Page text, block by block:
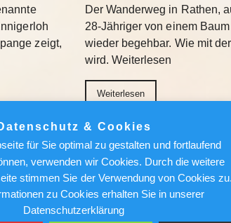
zeigt,
Der Wanderweg in Rathen,
28-Jähriger von einem
wieder begehbar. Wie mit
wird. Weiterlesen
Weiterlesen
Dieter
2.
Fauci: Kommt der
Gefängnis?
Ein republikanisch
Fauci strafrechtlich
& Cookies
für Sie optimal zu gestalten und fortlaufend
verwenden wir Cookies. Durch die weitere
stimmen Sie der Verwendung von Cookies
zu Cookies erhalten Sie in unserer
Datenschutzerklärung